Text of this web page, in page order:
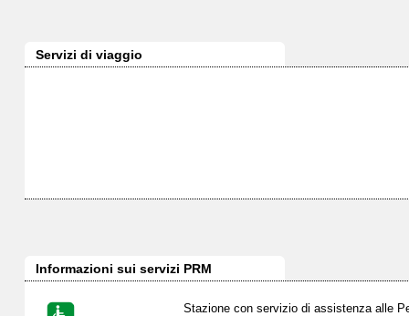
Servizi di viaggio
Informazioni sui servizi PRM
Stazione con servizio di assistenza alle